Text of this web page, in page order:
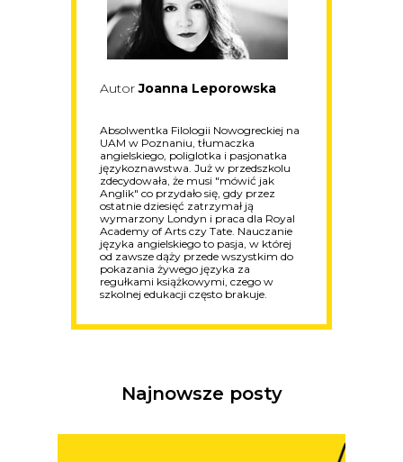
AutorJoanna Leporowska
Absolwentka Filologii Nowogreckiej na
UAM w Poznaniu, tłumaczka
angielskiego, poliglotka i pasjonatka
językoznawstwa. Już w przedszkolu
zdecydowała, że musi "mówić jak
Anglik" co przydało się, gdy przez
ostatnie dziesięć zatrzymał ją
wymarzony Londyn i praca dla Royal
Academy of Arts czy Tate. Nauczanie
języka angielskiego to pasja, w której
od zawsze dąży przede wszystkim do
pokazania żywego języka za
regułkami książkowymi, czego w
szkolnej edukacji często brakuje.
Najnowsze posty